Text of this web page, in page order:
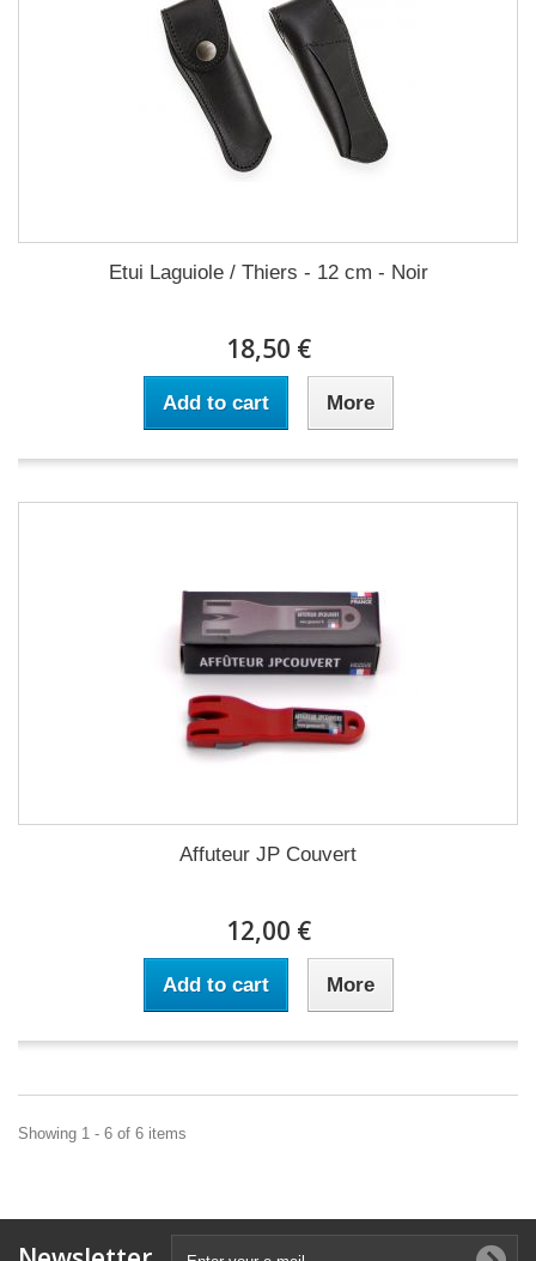
Etui Laguiole / Thiers - 12 cm - Noir
18,50 €
Add to cart More
Affuteur JP Couvert
12,00 €
Add to cart More
Showing 1 - 6 of 6 items